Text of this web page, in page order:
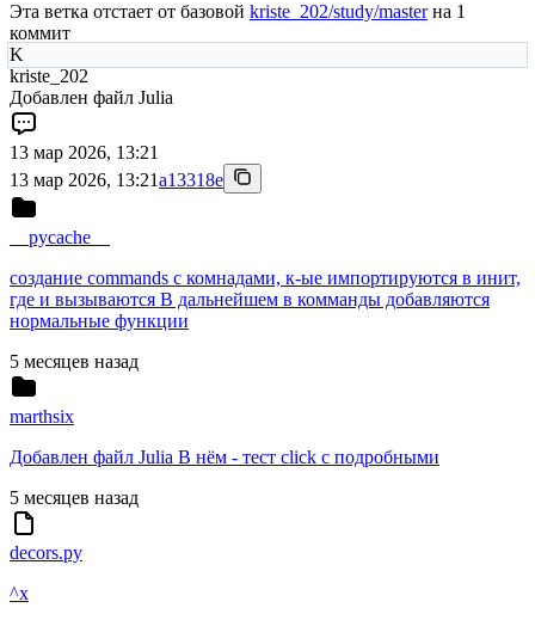
Эта ветка отстает от базовой kriste_202/study/masterна 1
коммит
K
kriste_202
Добавлен файл Julia
13 мар 2026, 13:21
13 мар 2026, 13:21a13318e
__pycache__
создание commands с комнадами, к-ые импортируются в инит,
где и вызываются В дальнейшем в комманды добавляются
нормальные функции
5 месяцев назад
marthsix
Добавлен файл Julia В нём - тест click с подробными
5 месяцев назад
decors.py
^x